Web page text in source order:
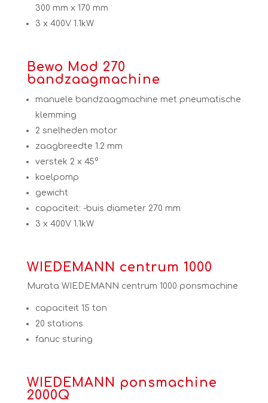
300 mm x 170 mm
3 x 400V 1.1kW
Bewo Mod 270
bandzaagmachine
manuele bandzaagmachine met pneumatische
klemming
2 snelheden motor
zaagbreedte 1.2 mm
verstek 2 x 45°
koelpomp
gewicht
capaciteit: -buis diameter 270 mm
3 x 400V 1.1kW
WIEDEMANN centrum 1000
Murata WIEDEMANN centrum 1000 ponsmachine
capaciteit 15 ton
20 stations
fanuc sturing
WIEDEMANN ponsmachine
2000Q